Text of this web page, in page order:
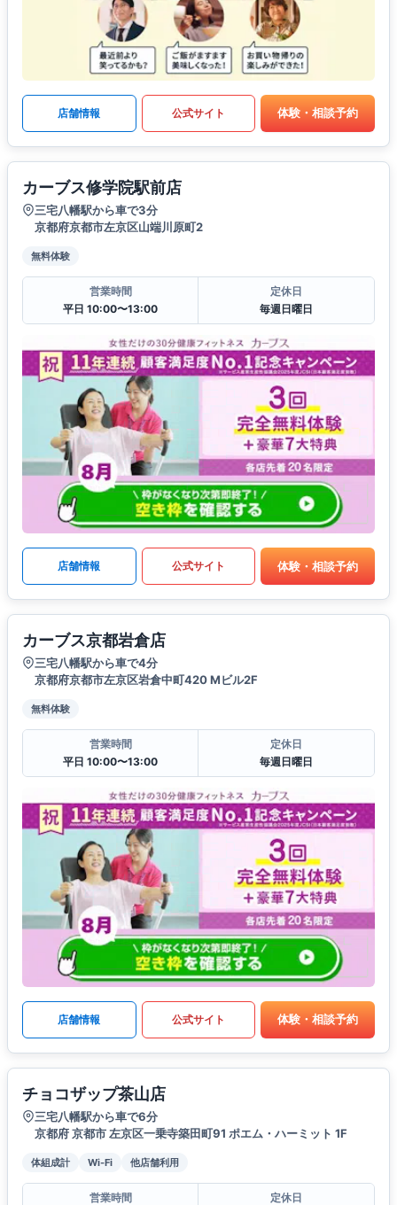
店舗情報 公式サイト 体験・相談予約
カーブス修学院駅前店
三宅八幡駅から車で3分
京都府京都市左京区山端川原町2
無料体験
営業時間
平日 10:00〜13:00
定休日
毎週日曜日
店舗情報 公式サイト 体験・相談予約
カーブス京都岩倉店
三宅八幡駅から車で4分
京都府京都市左京区岩倉中町420 Mビル2F
無料体験
営業時間
平日 10:00〜13:00
定休日
毎週日曜日
店舗情報 公式サイト 体験・相談予約
チョコザップ茶山店
三宅八幡駅から車で6分
京都府 京都市 左京区一乗寺築田町91 ポエム・ハーミット 1F
体組成計 Wi-Fi 他店舗利用
営業時間
定休日